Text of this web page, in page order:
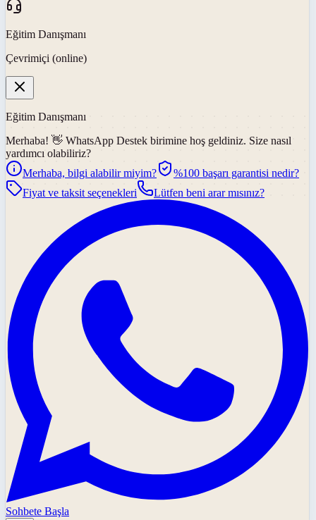
Eğitim Danışmanı
Çevrimiçi (online)
Eğitim Danışmanı
Merhaba! 👋 WhatsApp Destek birimine hoş geldiniz. Size nasıl
yardımcı olabiliriz?
Merhaba, bilgi alabilir miyim?
%100 başarı garantisi nedir?
Fiyat ve taksit seçenekleri
Lütfen beni arar mısınız?
Sohbete Başla